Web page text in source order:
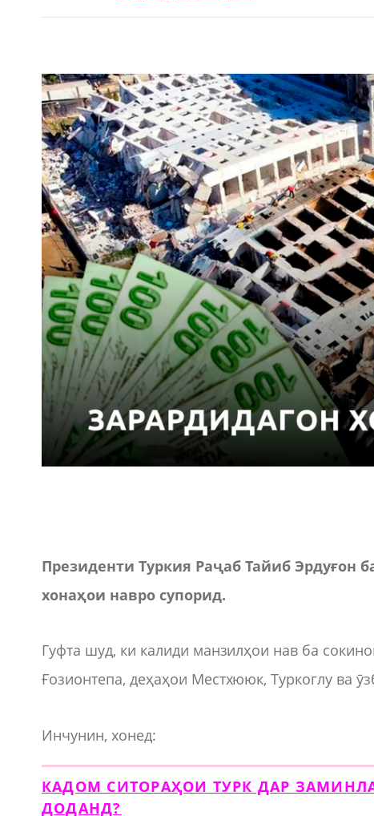
Президенти Туркия Раҷаб Тайиб Эрдуғон
хонаҳои навро супорид.
Гуфта шуд, ки калиди манзилҳои нав ба
Ғозионтепа, деҳаҳои Местхююк, Туркоглу ва
Инчунин, хонед:
КАДОМ СИТОРАҲОИ ТУРК ДАР
ДОДАНД?